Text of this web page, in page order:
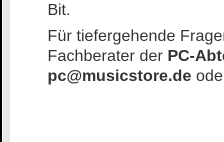
Bit.
Für tiefergehende
Fachberater der PC-
pc@musicstore.de